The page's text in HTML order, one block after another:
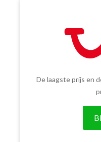
De laagste prijs en